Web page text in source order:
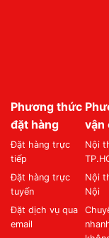
Phương thức
đặt hàng
Đặt hàng trực
tiếp
Đặt hàng trực
tuyến
Đặt dịch vụ qua
email
vận
Nội
Nội
Nội